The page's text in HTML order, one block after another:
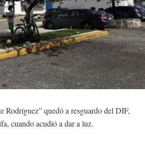
Rodríguez” quedó a resguardo del DIF,
cuando acudió a dar a luz.